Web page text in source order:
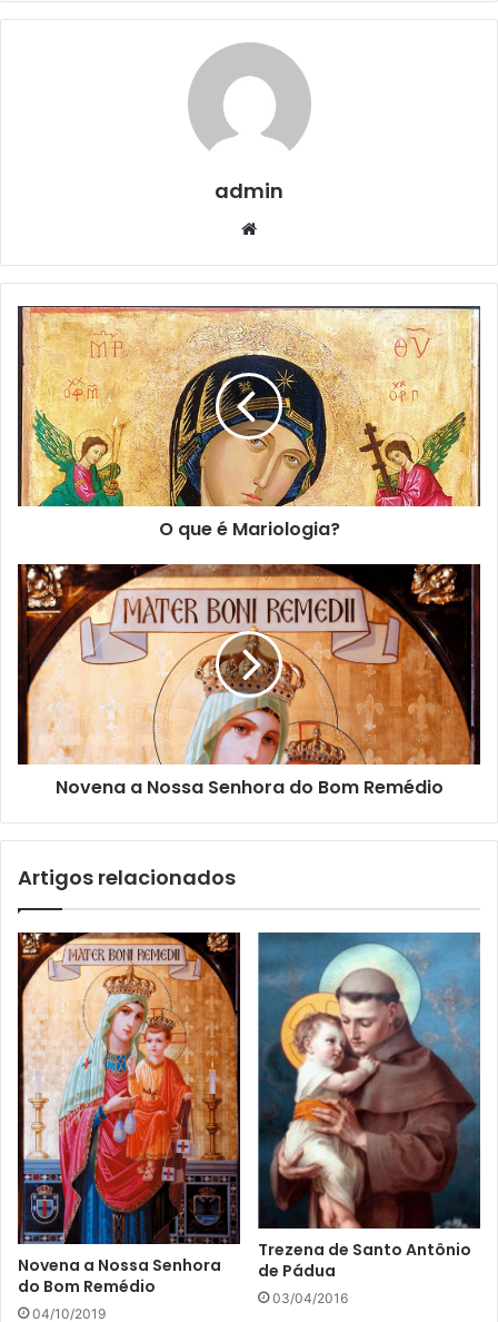
admin
O que é Mariologia?
Novena a Nossa Senhora do Bom Remédio
Artigos relacionados
Novena a Nossa Senhora
do Bom Remédio
04/10/2019
Trezena de Santo Antônio
de Pádua
03/04/2016